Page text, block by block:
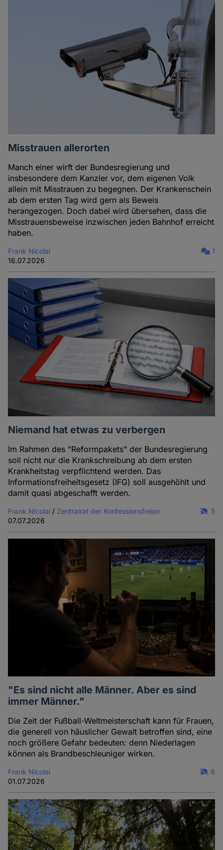
Misstrauen allerorten
Manch einer wirft der Bundesregierung und
insbesondere dem Kanzler vor, dem eigenen Volk
allein mit Misstrauen zu begegnen. Der Krankenschein
ab dem ersten Tag wird gern als Beweis
herangezogen. Doch dabei wird übersehen, dass die
Misstrauensbeweise inzwischen jeden Bahnhof erreicht
haben.
Frank Nicolai
16.07.2026
1
Niemand hat etwas zu verbergen
Im Rahmen des "Reformpakets" der Bundesregierung
soll nicht nur die Krankschreibung ab dem ersten
Krankheitstag verpflichtend werden. Das
Informationsfreiheitsgesetz (IFG) soll ausgehöhlt und
damit quasi abgeschafft werden.
Frank Nicolai / Zentralrat der Konfessionsfreien
07.07.2026
3
"Es sind nicht alle Männer. Aber es sind
immer Männer."
Die Zeit der Fußball-Weltmeisterschaft kann für Frauen,
die generell von häuslicher Gewalt betroffen sind, eine
noch größere Gefahr bedeuten: denn Niederlagen
können als Brandbeschleuniger wirken.
Frank Nicolai
01.07.2026
8